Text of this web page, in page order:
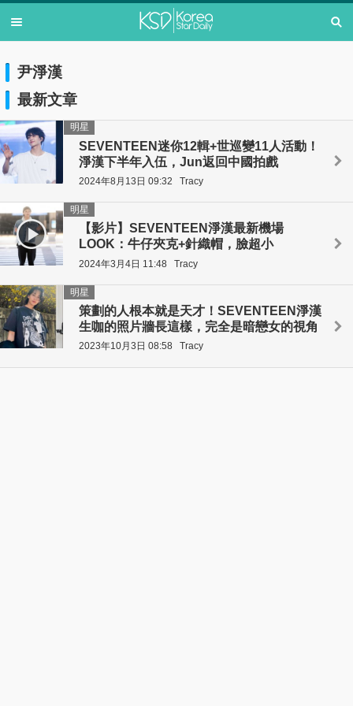
尹淨漢
最新文章
SEVENTEEN迷你12輯+世巡變11人活動！
淨漢下半年入伍，Jun返回中國拍戲
明星
2024年8月13日 09:32 Tracy
【影片】SEVENTEEN淨漢最新機場
LOOK：牛仔夾克+針織帽，臉超小
明星
2024年3月4日 11:48 Tracy
策劃的人根本就是天才！SEVENTEEN淨漢
生咖的照片牆長這樣，完全是暗戀女的視角
明星
2023年10月3日 08:58 Tracy